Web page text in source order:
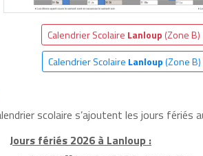
Calendrier Scolaire Lanloup (Zone B)
Calendrier Scolaire Lanloup(Zone
scolaire s’ajoutent les jours
Jours fériés 2026 à Lanloup :